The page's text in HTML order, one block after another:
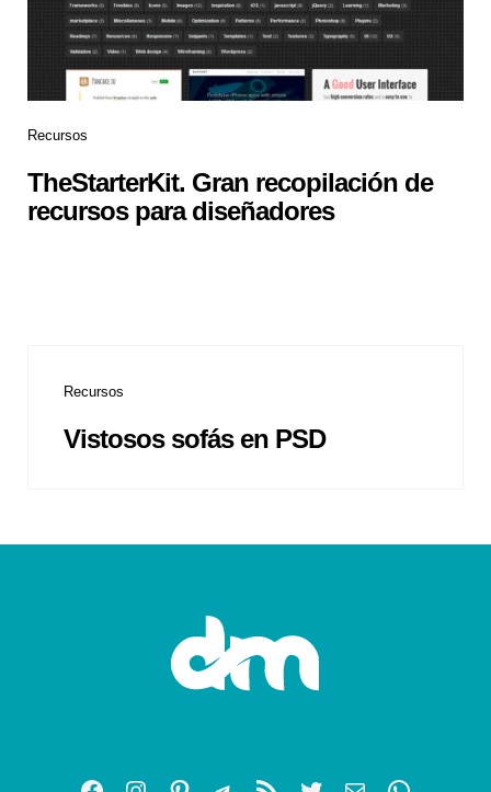
Recursos
TheStarterKit. Gran recopilación de
recursos para diseñadores
Recursos
Vistosos sofás en PSD